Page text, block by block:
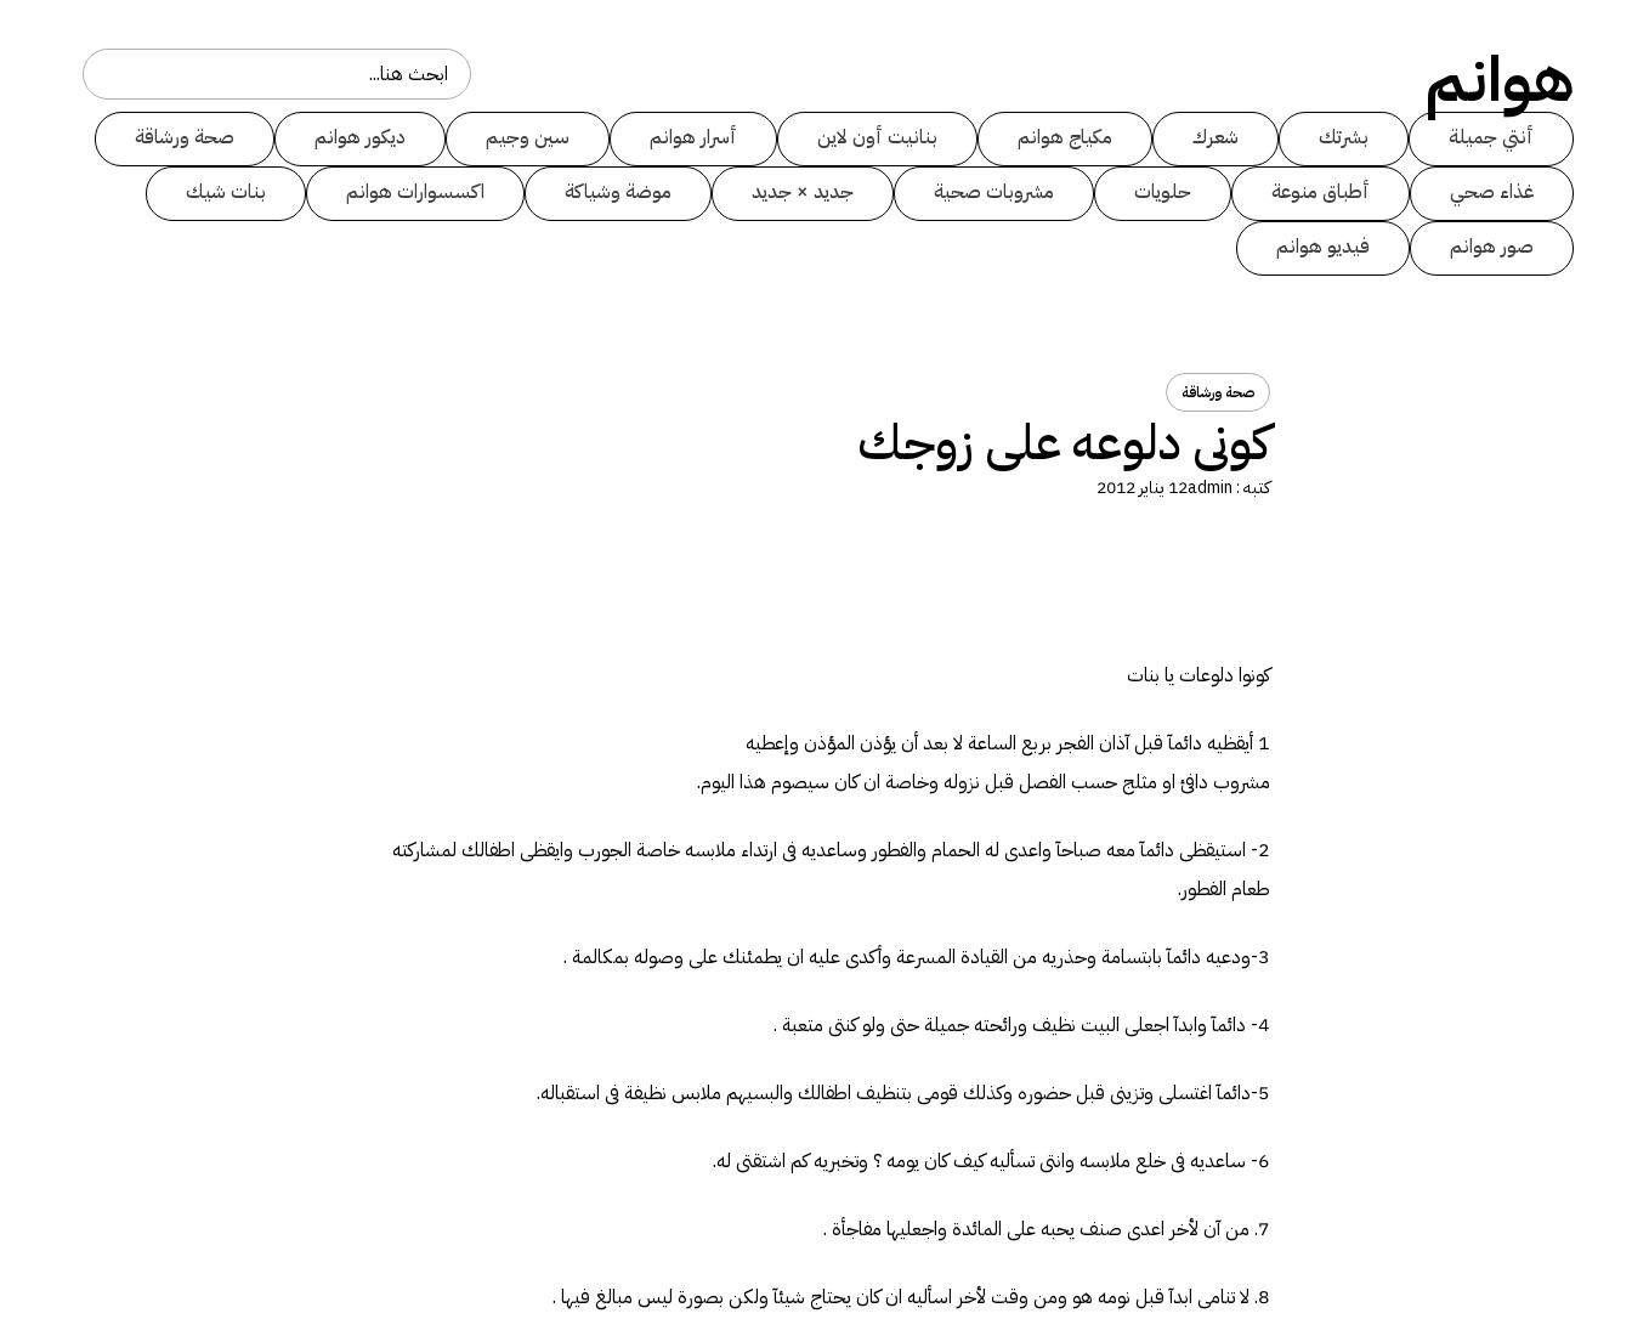
هوانم
أنتي جميلة بشرتك شعرك مكياج هوانم بنانيت أون لاين أسرار هوانم سين وجيم ديكور هوانم
صحة ورشاقة
غذاء صحي
أطباق منوعة حلويات مشروبات صحية جديد × جديد موضة وشياكة اكسسوارات هوانم
بنات شيك
صور هوانم
فيديو هوانم
صحة ورشاقة
كونى دلوعه على زوجك
كتبه :admin12 يناير 2012
كونوا دلوعات يا بنات
1 أيقظيه دائمآ قبل آذان الفجر بربع الساعة لا بعد أن يؤذن المؤذن وإعطيه
مشروب دافئ او مثلج حسب الفصل قبل نزوله وخاصة ان كان سيصوم هذا اليوم.
2- استيقظى دائمآ معه صباحآ واعدى له الحمام والفطور وساعديه فى ارتداء ملابسه خاصة الجورب وايقظى اطفالك لمشاركته
طعام الفطور.
3-ودعيه دائمآ بابتسامة وحذريه من القيادة المسرعة وأكدى عليه ان يطمئنك على وصوله بمكالمة .
4- دائمآ وابدآ اجعلى البيت نظيف ورائحته جميلة حتى ولو كنتى متعبة .
5-دائمآ اغتسلى وتزينى قبل حضوره وكذلك قومى بتنظيف اطفالك والبسيهم ملابس نظيفة فى استقباله.
6- ساعديه فى خلع ملابسه وانتى تسأليه كيف كان يومه ؟ وتخبريه كم اشتقتى له.
7. من آن لأخر اعدى صنف يحبه على المائدة واجعليها مفاجأة .
8. لا تنامى ابدآ قبل نومه هو ومن وقت لأخر اسأليه ان كان يحتاج شيئآ ولكن بصورة ليس مبالغ فيها .